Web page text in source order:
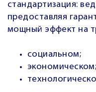
стандартизация:
предоставляя
мощный эффект на
социальном;
экономическом;